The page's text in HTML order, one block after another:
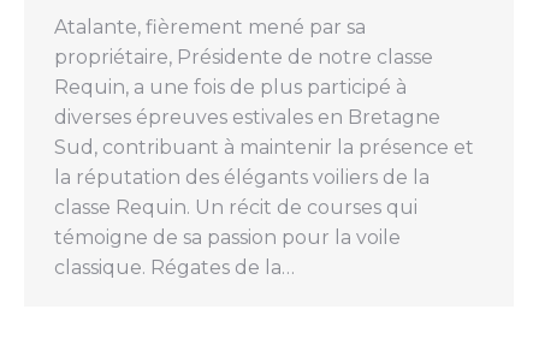
Atalante, fièrement mené par sa
propriétaire, Présidente de notre classe
Requin, a une fois de plus participé à
diverses épreuves estivales en Bretagne
Sud, contribuant à maintenir la présence et
la réputation des élégants voiliers de la
classe Requin. Un récit de courses qui
témoigne de sa passion pour la voile
classique. Régates de la…